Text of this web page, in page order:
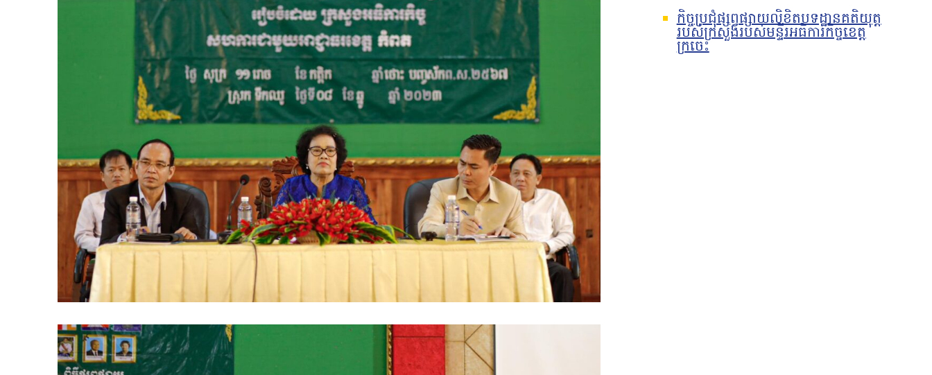
កិច្ចប្រជុំផ្សព្វផ្សាយលិខិតបទដ្ឋានគតិយុត្ត
របស់ក្រសួងរបស់មន្ទីរអធិការកិច្ចខេត្ត
ក្រចេះ